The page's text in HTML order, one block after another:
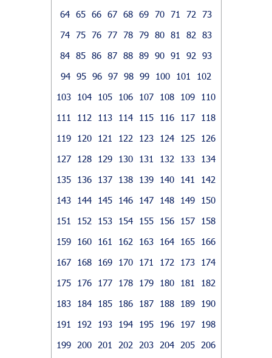
64 65 66 67 68 69 70 71 72
73
74 75 76 77 78 79 80 81 82
83
84 85 86 87 88 89 90 91 92
93
94 95 96 97 98 99 100 101
102
103
104 105 106 107 108 109
110
111
112 113 114 115 116 117
118
119
120 121 122 123 124 125
126
127
128 129 130 131 132 133
134
135
136 137 138 139 140 141
142
143
144 145 146 147 148 149
150
151
152 153 154 155 156 157
158
159
160 161 162 163 164 165
166
167
168 169 170 171 172 173
174
175
176 177 178 179 180 181
182
183
184 185 186 187 188 189
190
191
192 193 194 195 196 197
198
199
200 201 202 203 204 205
206